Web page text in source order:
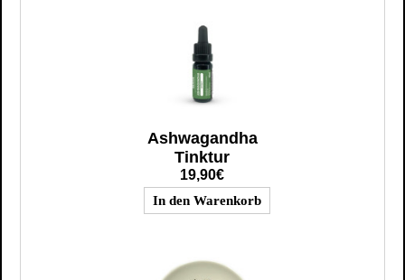
Ashwagandha
Tinktur
19,90€